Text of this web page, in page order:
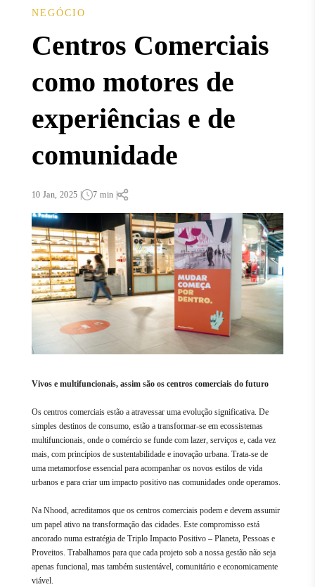
NEGÓCIO
Centros Comerciais
como motores de
experiências e de
comunidade
10 Jan, 2025 | 7 min |
Vivos e multifuncionais, assim são os centros comerciais do futuro
Os centros comerciais estão a atravessar uma evolução significativa. De
simples destinos de consumo, estão a transformar-se em ecossistemas
multifuncionais, onde o comércio se funde com lazer, serviços e, cada vez
mais, com princípios de sustentabilidade e inovação urbana. Trata-se de
uma metamorfose essencial para acompanhar os novos estilos de vida
urbanos e para criar um impacto positivo nas comunidades onde operamos.
Na Nhood, acreditamos que os centros comerciais podem e devem assumir
um papel ativo na transformação das cidades. Este compromisso está
ancorado numa estratégia de Triplo Impacto Positivo – Planeta, Pessoas e
Proveitos. Trabalhamos para que cada projeto sob a nossa gestão não seja
apenas funcional, mas também sustentável, comunitário e economicamente
viável.